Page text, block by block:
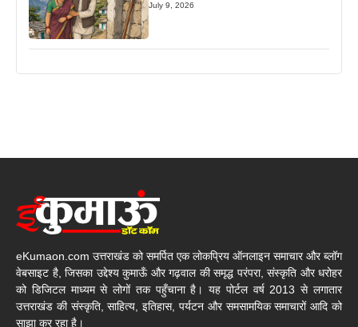
July 9, 2026
eKumaon.com उत्तराखंड को समर्पित एक लोकप्रिय ऑनलाइन समाचार और ब्लॉग
वेबसाइट है, जिसका उद्देश्य कुमाऊँ और गढ़वाल की समृद्ध परंपरा, संस्कृति और धरोहर
को डिजिटल माध्यम से लोगों तक पहुँचाना है। यह पोर्टल वर्ष 2013 से लगातार
उत्तराखंड की संस्कृति, साहित्य, इतिहास, पर्यटन और समसामयिक समाचारों आदि को
साझा कर रहा है।